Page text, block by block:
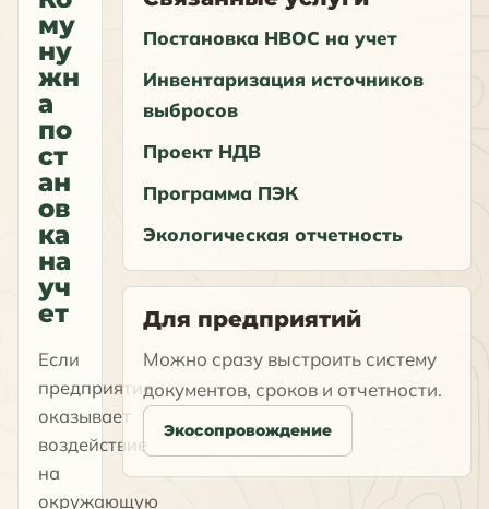
му
ну
жн
а
по
ст
ан
ов
ка
на
уч
ет
Если
предприятие
оказывает
воздействие
на
окружающую
Постановка НВОС на учет
Инвентаризация источников
выбросов
Проект НДВ
Программа ПЭК
Экологическая отчетность
Для предприятий
Можно сразу выстроить систему
документов, сроков и отчетности.
Экосопровождение